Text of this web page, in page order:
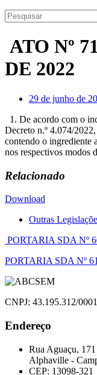
ATO Nº
DE 2022
29 de junho de
1. De acordo com o
Decreto n.º 4.074/
contendo o ingrediente
nos respectivos modos
Relacionado
Download
Outras
Navegação
de
Post
PORTARIA SDA Nº
PORTARIA SDA Nº
CNPJ: 43.195.312/
Endereço
Rua Aguaçu,
Alphaville -
CEP: 13098-321